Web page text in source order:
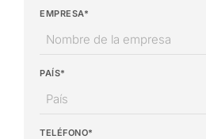
EMPRESA*
PAÍS*
TELÉFONO*